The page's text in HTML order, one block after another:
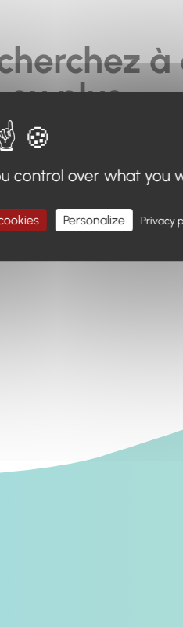
plus.
page, ou à utiliser le
à l'accueil
control over what you
Personalize Privacy